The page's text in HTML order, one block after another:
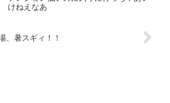
けねえなあ
、暑スギィ！！